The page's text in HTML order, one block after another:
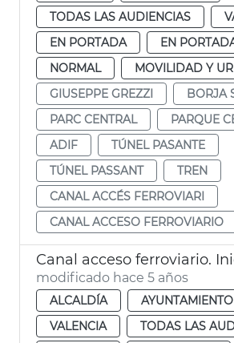
TODAS LAS AUDIENCIAS
EN PORTADA
EN
NORMAL
MOVILIDAD Y
GIUSEPPE GREZZI
BORJA
PARC CENTRAL
PARQUE
ADIF
TÚNEL PASANTE
TÚNEL PASSANT
TREN
CANAL ACCÉS FERROVIARI
CANAL ACCESO FERROVIARIO
modificado hace 5 años
ALCALDÍA
AYUNTAMIENTO
VALENCIA
TODAS LAS